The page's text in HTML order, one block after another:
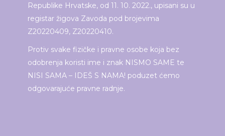
Republike Hrvatske, od 11. 10. 2022., upisani su u
registar žigova Zavoda pod brojevima
Z20220409, Z20220410.
Protiv svake fizičke i pravne osobe koja bez
odobrenja koristi ime i znak NISMO SAME te
NISI SAMA – IDEŠ S NAMA! poduzet ćemo
odgovarajuće pravne radnje.